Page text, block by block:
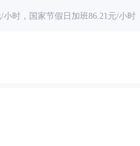
时，国家节假日加班86.21元/小时